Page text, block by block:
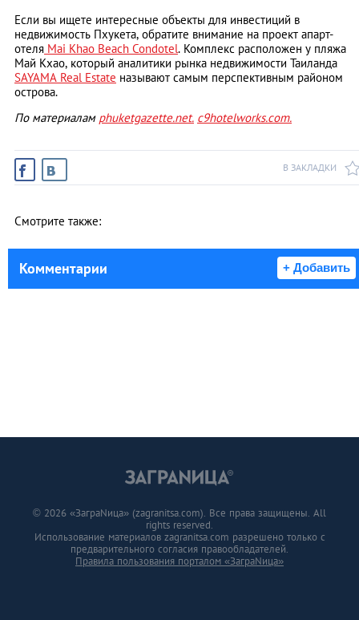
Если вы ищете интересные объекты для инвестиций в
недвижимость Пхукета, обратите внимание на проект апарт-
отеля Mai Khao Beach Condotel. Комплекс расположен у пляжа
Май Кхао, который аналитики рынка недвижимости Таиланда
SAYAMA Real Estate называют самым перспективным районом
острова.
По материалам phuketgazette.net. c9hotelworks.com.
В ЗАКЛАДКИ
Смотрите также:
Комментарии + Добавить
© 2026 «ЗаграNица» (zagranitsa.com). Все права защищены. All
rights reserved.
Использование материалов zagranitsa.com разрешено только с
предварительного согласия правообладателей.
Правила пользования порталом «ЗаграNица»